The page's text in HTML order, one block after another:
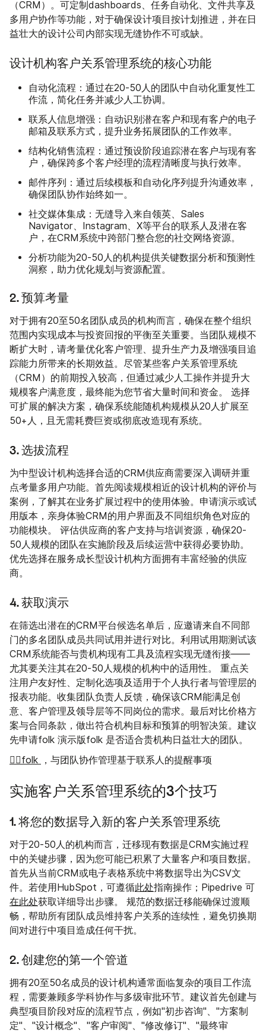
（CRM）。可定制dashboards、任务自动化、文件共享及
多用户协作等功能，对于确保设计项目按计划推进，并在日
益壮大的设计公司内部实现无缝协作不可或缺。
设计机构客户关系管理系统的核心功能
自动化流程： 通过在20-50人的团队中自动化重复性工
作流，简化任务并减少人工协调。
联系人信息增强： 自动识别潜在客户和现有客户的电子
邮箱及联系方式，提升业务拓展团队的工作效率。
结构化销售流程： 通过预设阶段追踪潜在客户与现有客
户，确保跨多个客户经理的流程清晰度与执行效率。
邮件序列： 通过后续模板和自动化序列提升沟通效率，
确保团队协作始终如一。
社交媒体集成： 无缝导入来自领英、Sales
Navigator、Instagram、X等平台的联系人及潜在客
户，在CRM系统中跨部门整合您的社交网络资源。
分析功能为20-50人的机构提供关键数据分析和预测性
洞察，助力优化规划与资源配置。
2. 预算考量
对于拥有20至50名团队成员的机构而言，确保在整个组织
范围内实现成本与投资回报的平衡至关重要。当团队规模不
断扩大时，请考量优化客户管理、提升生产力及增强项目追
踪能力所带来的长期效益。尽管某些客户关系管理系统
（CRM）的前期投入较高，但通过减少人工操作并提升大
规模客户满意度，最终能为您节省大量时间和资金。 选择
可扩展的解决方案，确保系统能随机构规模从20人扩展至
50+人，且无需耗费巨资或彻底改造现有系统。
3. 选拔流程
为中型设计机构选择合适的CRM供应商需要深入调研并重
点考量多用户功能。首先阅读规模相近的设计机构的评价与
案例，了解其在业务扩展过程中的使用体验。申请演示或试
用版本，亲身体验CRM的用户界面及不同组织角色对应的
功能模块。 评估供应商的客户支持与培训资源，确保20-
50人规模的团队在实施阶段及后续运营中获得必要协助。
优先选择在服务成长型设计机构方面拥有丰富经验的供应
商。
4. 获取演示
在筛选出潜在的CRM平台候选名单后，应邀请来自不同部
门的多名团队成员共同试用并进行对比。利用试用期测试该
CRM系统能否与贵机构现有工具及流程实现无缝衔接——
尤其要关注其在20-50人规模的机构中的适用性。 重点关
注用户友好性、定制化选项及适用于个人执行者与管理层的
报表功能。收集团队负责人反馈，确保该CRM能满足创
意、客户管理及领导层等不同岗位的需求。最后对比价格方
案与合同条款，做出符合机构目标和预算的明智决策。建议
先申请folk 演示版folk 是否适合贵机构日益壮大的团队。
👉🏼folk
，与团队协作管理基于联系人的提醒事项
实施客户关系管理系统的3个技巧
1. 将您的数据导入新的客户关系管理系统
对于20-50人的机构而言，迁移现有数据是CRM实施过程
中的关键步骤，因为您可能已积累了大量客户和项目数据。
首先从当前CRM或电子表格系统中将数据导出为CSV文
件。若使用HubSpot，可遵循此处指南操作；Pipedrive 可
在此处获取详细导出步骤。 规范的数据迁移能确保过渡顺
畅，帮助所有团队成员维持客户关系的连续性，避免切换期
间对进行中项目造成任何干扰。
2. 创建您的第一个管道
拥有20至50名成员的设计机构通常面临复杂的项目工作流
程，需要兼顾多学科协作与多级审批环节。建议首先创建与
典型项目阶段对应的流程节点，例如"初步咨询"、"方案制
定"、"设计概念"、"客户审阅"、"修改修订"、"最终审